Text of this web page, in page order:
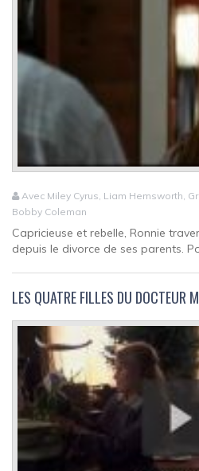
Avec Miley Cyrus, Liam Hemsworth,
Bobby Coleman
Capricieuse et rebelle, Ronnie
depuis le divorce de ses parents.
LES QUATRE FILLES DU DOCTEUR